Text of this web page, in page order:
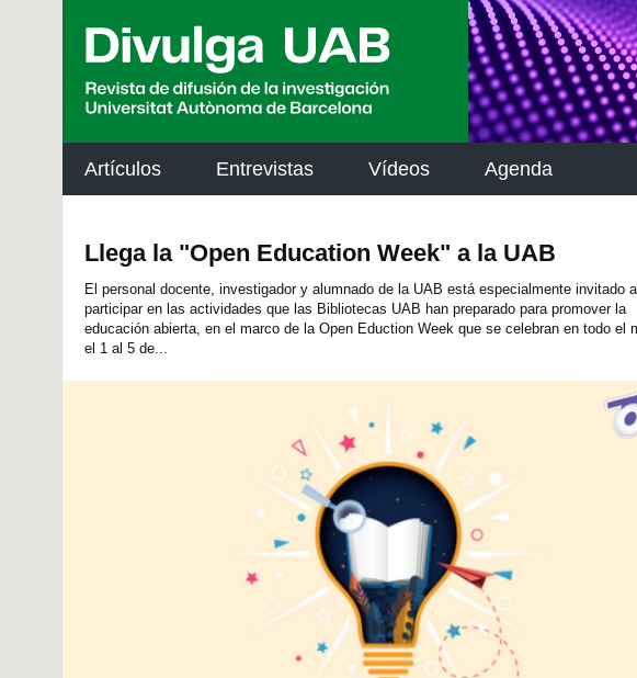
Artículos Entrevistas Vídeos Agenda
Llega la "Open Education Week" a la UAB
El personal docente, investigador y alumnado de la UAB está especialmente invitado a
participar en las actividades que las Bibliotecas UAB han preparado para promover la
educación abierta, en el marco de la Open Eduction Week que se celebran en todo el
el 1 al 5 de...